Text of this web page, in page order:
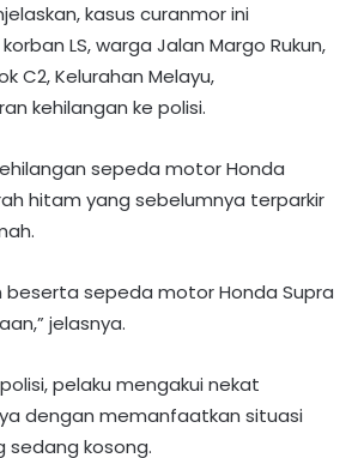
kasus curanmor ini
LS, warga Jalan Margo Rukun,
C2, Kelurahan Melayu,
kehilangan ke polisi.
sepeda motor Honda
hitam yang sebelumnya terparkir
beserta sepeda motor Honda Supra
jelasnya.
pelaku mengakui nekat
dengan memanfaatkan situasi
sedang kosong.